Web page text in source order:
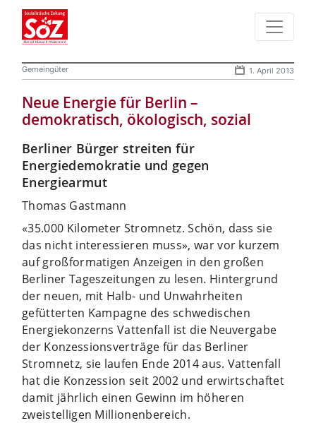
Gemeingüter 1. April 2013
Neue Energie für Berlin –
demokratisch, ökologisch, sozial
Berliner Bürger streiten für
Energiedemokratie und gegen
Energiearmut
Thomas Gastmann
«35.000 Kilometer Stromnetz. Schön, dass sie
das nicht interessieren muss», war vor kurzem
auf großformatigen Anzeigen in den großen
Berliner Tageszeitungen zu lesen. Hintergrund
der neuen, mit Halb- und Unwahrheiten
gefütterten Kampagne des schwedischen
Energiekonzerns Vattenfall ist die Neuvergabe
der Konzessionsverträge für das Berliner
Stromnetz, sie laufen Ende 2014 aus. Vattenfall
hat die Konzession seit 2002 und erwirtschaftet
damit jährlich einen Gewinn im höheren
zweistelligen Millionenbereich.